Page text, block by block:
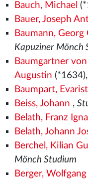
Bauch, Michael
Bauer, Joseph
Baumann, Georg
Kapuziner Mönch
Baumgartner
Augustin (*1634),
Baumpart, Evarist
Beiss, Johann ,
Belath, Franz
Belath, Johann
Berchel, Kilian
Mönch Studium
Berger,